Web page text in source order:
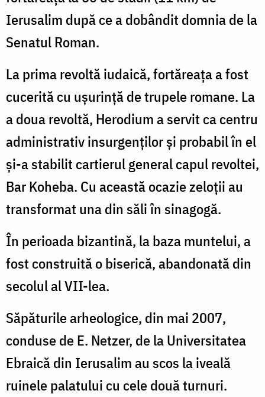
Ierusalim după ce a dobândit domnia de la
Senatul Roman.
La prima revoltă iudaică, fortăreaţa a fost
cucerită cu uşurinţă de trupele romane. La
a doua revoltă, Herodium a servit ca centru
administrativ insurgenţilor şi probabil în el
şi-a stabilit cartierul general capul revoltei,
Bar Koheba. Cu această ocazie zeloţii au
transformat una din săli în sinagogă.
În perioada bizantină, la baza muntelui, a
fost construită o biserică, abandonată din
secolul al VII-lea.
Săpăturile arheologice, din mai 2007,
conduse de E. Netzer, de la Universitatea
Ebraică din Ierusalim au scos la iveală
ruinele palatului cu cele două turnuri.